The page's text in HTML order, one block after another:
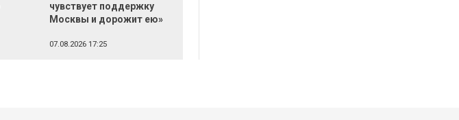
чувствует поддержку
Москвы и дорожит ею»
07.08.2026 17:25